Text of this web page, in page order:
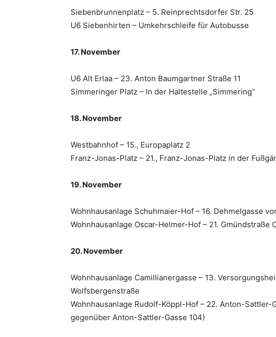
Siebenbrunnenplatz – 5. Reinprechtsdorfer Str. 25
U6 Siebenhirten – Umkehrschleife für Autobusse
17. November
U6 Alt Erlaa – 23. Anton Baumgartner Straße 11
Simmeringer Platz – In der Haltestelle „Simmering“
18. November
Westbahnhof – 15., Europaplatz 2
Franz-Jonas-Platz – 21., Franz-Jonas-Platz in der
19. November
Wohnhausanlage Schuhmaier-Hof – 16. Dehmelgasse
Wohnhausanlage Oscar-Helmer-Hof – 21. Gmündstraße
20. November
Wohnhausanlage Camillianergasse – 13.
Wolfsbergenstraße
Wohnhausanlage Rudolf-Köppl-Hof – 22. Anton-
gegenüber Anton-Sattler-Gasse 104)